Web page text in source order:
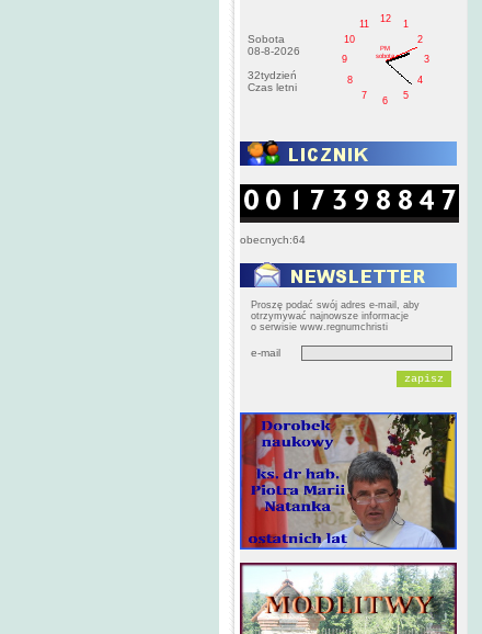
Sobota
08-8-2026
32tydzień
Czas letni
1
2
3
4
5
6
7
8
9
10
11
12
PM
sobota
obecnych:64
Proszę podać swój adres e-mail, aby
otrzymywać najnowsze informacje
o serwisie www.regnumchristi
e-mail